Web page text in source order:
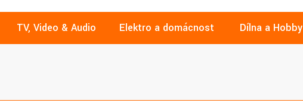
TV, Video & Audio Elektro a domácnost Dílna a Hobby